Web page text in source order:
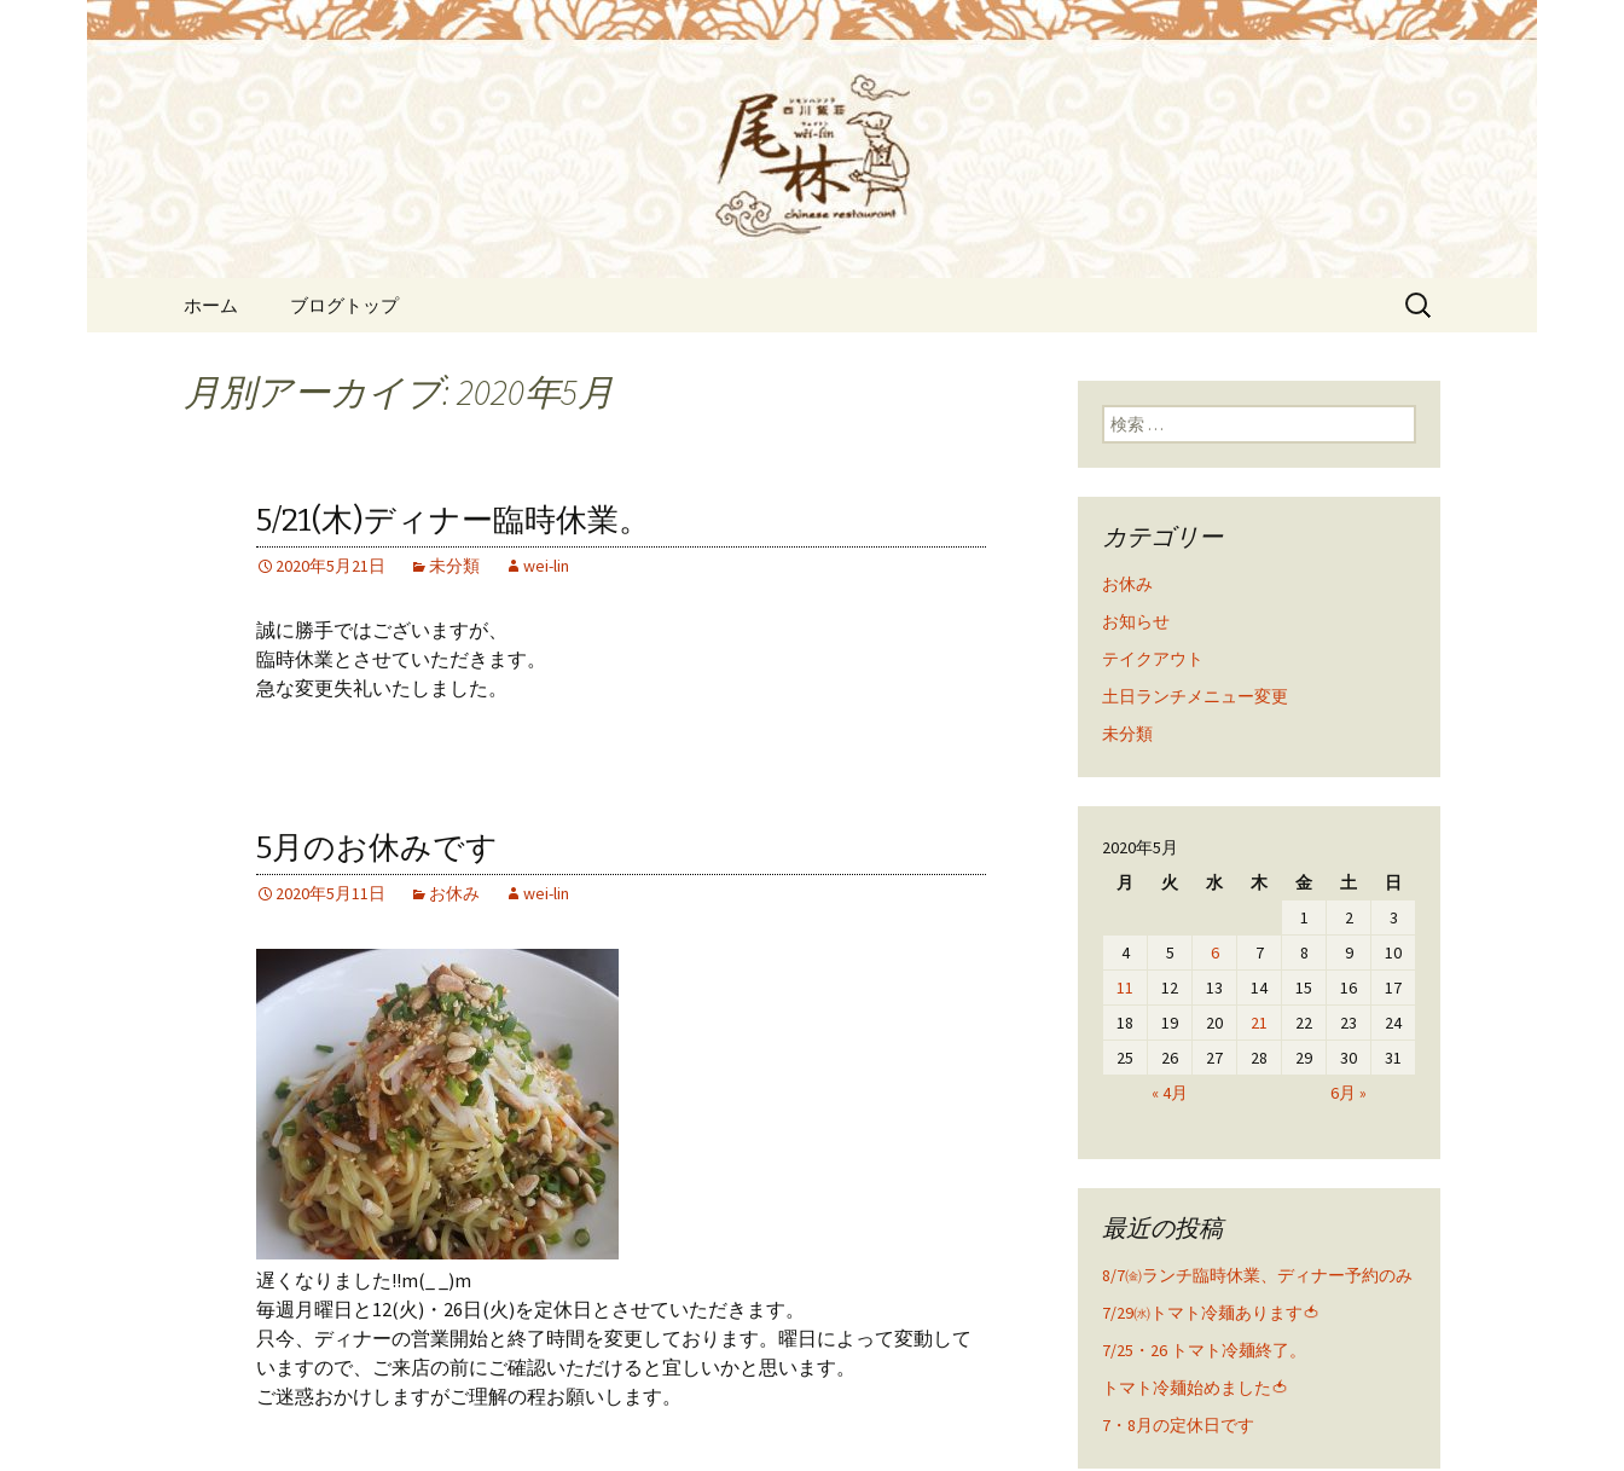
浜松の中華料理[尾林～Wei-lin（ウェイ
リン）]からのお知らせ。
浜松の中華料理[尾林～Wei-lin（ウェイリン）]のブログ。デートや接待にも。北京ダックも味わえま
コンテンツへ移動
ホーム ブログトップ
検
月別アーカイブ: 2020年5月
5/21(木)ディナー臨時休業。
2020年5月21日 未分類 wei-lin
誠に勝手ではございますが、
臨時休業とさせていただきます。
急な変更失礼いたしました。
5月のお休みです
2020年5月11日 お休み wei-lin
遅くなりました!!m(_ _)m
毎週月曜日と12(火)・26日(火)を定休日とさせていただきます。
只今、ディナーの営業開始と終了時間を変更しております。曜日によって変動して
いますので、ご来店の前にご確認いただけると宜しいかと思います。
ご迷惑おかけしますがご理解の程お願いします。
検索:
カテゴリー
お休み
お知らせ
テイクアウト
土日ランチメニュー変更
未分類
2020年5月
月
火 水 木 金 土 日
« 4月 6月 »
1 2
3
4
5 6 7 8 9
10
11
12 13 14 15 16
17
18
19 20 21 22 23
24
25
26 27 28 29 30 31
最近の投稿
8/7㈮ランチ臨時休業、ディナー予約のみ
7/29㈬トマト冷麺あります🍅
7/25・26 トマト冷麺終了。
トマト冷麺始めました🍅
7・8月の定休日です